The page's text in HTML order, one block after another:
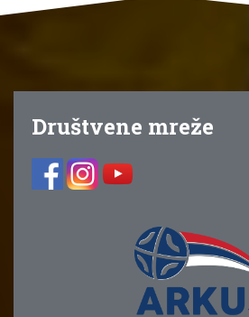
Društvene mreže